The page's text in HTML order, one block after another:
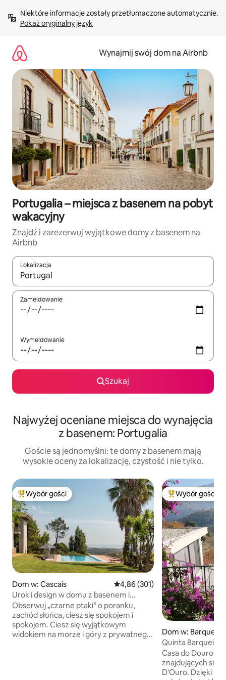
treści Pokaż oryginalny język
Wynajmij swój dom na Airbnb
Portugalia – miejsca z basenem na pobyt
wakacyjny
Znajdź i zarezerwuj wyjątkowe domy z basenem na
Airbnb
Lokalizacja
Gdy wyniki będą dostępne, możesz poruszać się po nich za
Zameldowanie
Wymeldowanie
Szukaj
Najwyżej oceniane miejsca do wynajęcia
z basenem: Portugalia
Goście są jednomyślni: te domy z basenem mają
wysokie oceny za lokalizację, czystość i nie tylko.
Najpopularniejsze z kategorii Wybór gości
Wybór gości
Dom w: Cascais Średnia ocena: 4,86 na 5, liczba
4,86 (301)
Urok i design w domu z basenem i
wspaniałym widokiem na morze i góry
Obserwuj „czarne ptaki” o poranku,
zachód słońca, ciesz się spokojem i
spokojem. Ciesz się wyjątkowym
widokiem na morze i góry z prywatnego
Wybór gości
Dom w:
Quinta
Casa do Douro
znajdujących się
D'Ouro. Dzięki